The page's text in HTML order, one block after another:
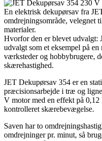
En elektrisk dekupørsav fra
omdrejningsområde, velegnet
materialer.
Hvorfor den er blevet udvalgt:
udvalgt som et eksempel på
værksteder og hobbybrugere,
skærehastighed.
JET Dekupørsav 354 er en
præcisionsarbejde i træ og
V motor med en effekt på
kontrolleret skærebevægelse.
Saven har to
omdrejninger pr. minut, så